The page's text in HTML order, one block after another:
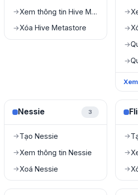
→ Xem thông tin Hive Metastore
→Xóa Hive Metastore
→
→
→
→
Nessie 3
→Tạo Nessie
→Xem thông tin Nessie
→Xoá Nessie
→
→
→